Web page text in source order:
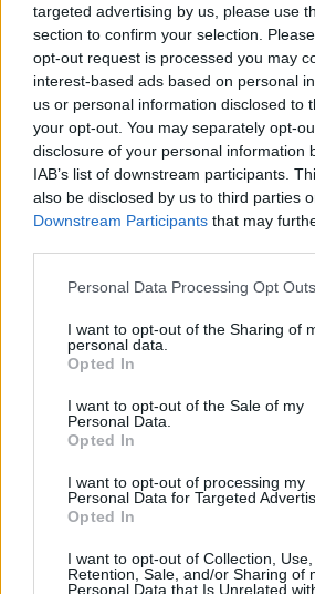
targeted advertising by us, please use
section to confirm your selection.
opt-out request is processed you may
interest-based ads based on personal
us or personal information disclosed to
your opt-out. You may separately opt-
disclosure of your personal information
IAB’s list of downstream participants.
also be disclosed by us to third parties
Downstream Participants that may
Personal Data Processing Opt Outs
I want to opt-out of the Sharing of
personal data.
Opted In
I want to opt-out of the Sale of my
Personal Data.
Opted In
I want to opt-out of processing my
Personal Data for Targeted
Opted In
I want to opt-out of Collection, Use,
Retention, Sale, and/or Sharing of
Personal Data that Is Unrelated
Zdeňka Vítková
tisknout poslat